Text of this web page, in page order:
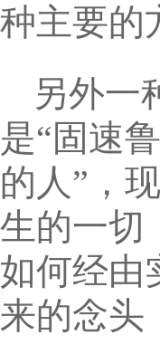
种主要的
另外一
是“固速
的人”，
生的一切
如何经由
来的念头